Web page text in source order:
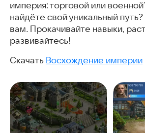
империя: торговой или
найдёте свой уникальный
вам. Прокачивайте навыки,
развивайтесь!
Скачать Восхождение империи